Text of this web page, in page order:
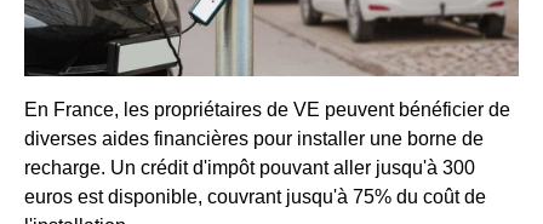
En France, les propriétaires de VE peuvent bénéficier de
diverses aides financières pour installer une borne de
recharge. Un crédit d'impôt pouvant aller jusqu'à 300
euros est disponible, couvrant jusqu'à 75% du coût de